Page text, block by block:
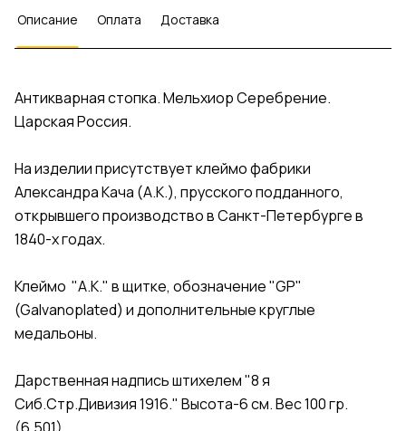
Описание Оплата Доставка
Антикварная стопка. Мельхиор Серебрение.
Царская Россия.
На изделии присутствует клеймо фабрики
Александра Кача (А.К.), прусского подданного,
открывшего производство в Санкт-Петербурге в
1840-х годах.
Клеймо "А.К." в щитке, обозначение "GP"
(Galvanoplated) и дополнительные круглые
медальоны.
Дарственная надпись штихелем "8 я
Сиб.Стр.Дивизия 1916." Высота-6 см. Вес 100 гр.